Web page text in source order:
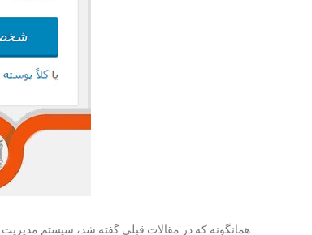
همانگونه که در مقالات قبلی گفته شد، سیستم